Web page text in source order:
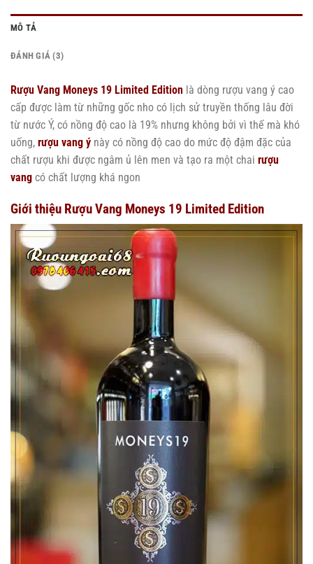
MÔ TẢ
ĐÁNH GIÁ (3)
Rượu Vang Moneys 19 Limited Edition là dòng rượu vang ý cao
cấp được làm từ những gốc nho có lịch sử truyền thống lâu đời
từ nước Ý, có nồng độ cao là 19% nhưng không bởi vì thế mà khó
uống, rượu vang ý này có nồng độ cao do mức độ đậm đặc của
chất rượu khi được ngâm ủ lên men và tạo ra một chai rượu
vang có chất lượng khá ngon
Giới thiệu Rượu Vang Moneys 19 Limited Edition